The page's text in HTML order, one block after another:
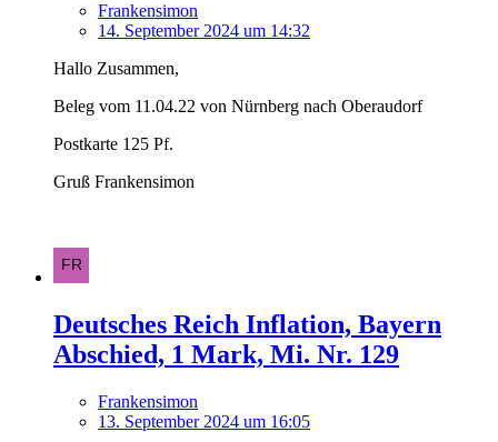
Frankensimon
14. September 2024 um 14:32
Hallo Zusammen,
Beleg vom 11.04.22 von Nürnberg nach Oberaudorf
Postkarte 125 Pf.
Gruß Frankensimon
Deutsches Reich Inflation, Bayern
Abschied, 1 Mark, Mi. Nr. 129
Frankensimon
13. September 2024 um 16:05